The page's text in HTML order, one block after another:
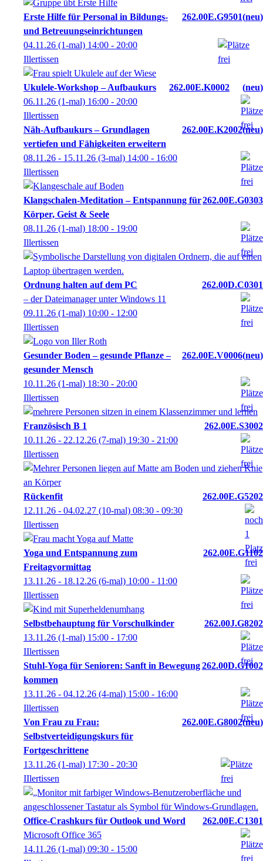
Erste Hilfe für Personal in Bildungs-
und Betreuungseinrichtungen
262.00E.G9501 neu
04.11.26 (1-mal) 14:00 - 20:00
Illertissen
Ukulele-Workshop – Aufbaukurs 262.00E.K0002
neu
06.11.26 (1-mal) 16:00 - 20:00
Illertissen
Näh-Aufbaukurs – Grundlagen
vertiefen und Fähigkeiten erweitern
262.00E.K2002 neu
08.11.26 - 15.11.26 (3-mal) 14:00 - 16:00
Illertissen
Klangschalen-Meditation – Entspannung für
Körper, Geist & Seele
262.00E.G0303
08.11.26 (1-mal) 18:00 - 19:00
Illertissen
Ordnung halten auf dem PC
262.00D.C0301
– der Dateimanager unter Windows 11
09.11.26 (1-mal) 10:00 - 12:00
Illertissen
Gesunder Boden – gesunde Pflanze –
gesunder Mensch
262.00E.V0006 neu
10.11.26 (1-mal) 18:30 - 20:00
Illertissen
Französisch B 1
262.00E.S3002
10.11.26 - 22.12.26 (7-mal) 19:30 - 21:00
Illertissen
Rückenfit
262.00E.G5202
12.11.26 - 04.02.27 (10-mal) 08:30 - 09:30
Illertissen
Yoga und Entspannung zum
Freitagvormittag
262.00E.G1102
13.11.26 - 18.12.26 (6-mal) 10:00 - 11:00
Illertissen
Selbstbehauptung für Vorschulkinder
262.00J.G8202
13.11.26 (1-mal) 15:00 - 17:00
IIlertissen
Stuhl-Yoga für Senioren: Sanft in Bewegung
kommen
262.00D.G1002
13.11.26 - 04.12.26 (4-mal) 15:00 - 16:00
Illertissen
Von Frau zu Frau:
Selbstverteidigungskurs für
Fortgeschrittene
262.00E.G8002 neu
13.11.26 (1-mal) 17:30 - 20:30
IIlertissen
Office-Crashkurs für Outlook und Word
262.00E.C1301
Microsoft Office 365
14.11.26 (1-mal) 09:30 - 15:00